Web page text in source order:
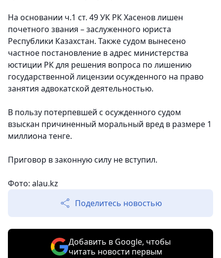
На основании ч.1 ст. 49 УК РК Хасенов лишен
почетного звания – заслуженного юриста
Республики Казахстан. Также судом вынесено
частное постановление в адрес министерства
юстиции РК для решения вопроса по лишению
государственной лицензии осужденного на право
занятия адвокатской деятельностью.
В пользу потерпевшей с осужденного судом
взыскан причиненный моральный вред в размере 1
миллиона тенге.
Приговор в законную силу не вступил.
Фото: alau.kz
Поделитесь новостью
Добавить в Google, чтобы
читать новости первым